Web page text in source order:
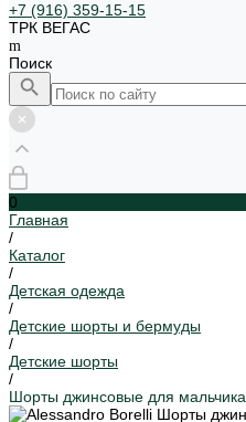
+7 (916) 359-15-15
ТРК ВЕГАС
Поиск
0
Главная
/
Каталог
/
Детская одежда
/
Детские шорты и бермуды
/
Детские шорты
/
Шорты джинсовые для мальчика